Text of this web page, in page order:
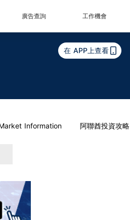
廣告查詢 工作機會
在 APP上查看
Information 阿聯酋投資攻略